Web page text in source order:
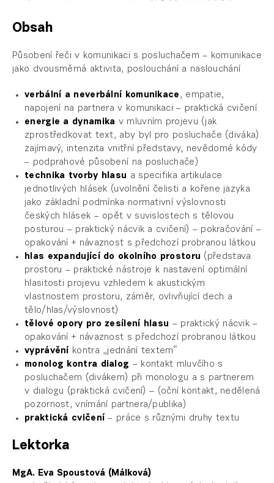
Obsah
Působení řeči v komunikaci s posluchačem – komunikace
jako dvousměrná aktivita, poslouchání a naslouchání
verbální a neverbální komunikace , empatie,
napojení na partnera v komunikaci – praktická cvičení
energie a dynamika v mluvním projevu (jak
zprostředkovat text, aby byl pro posluchače (diváka)
zajímavý, intenzita vnitřní představy, nevědomé kódy
– podprahové působení na posluchače)
technika tvorby hlasu a specifika artikulace
jednotlivých hlásek (uvolnění čelisti a kořene jazyka
jako základní podmínka normativní výslovnosti
českých hlásek – opět v suvislostech s tělovou
posturou – praktický nácvik a cvičení) – pokračování –
opakování + návaznost s předchozí probranou látkou
hlas expandující do okolního prostoru (představa
prostoru – praktické nástroje k nastavení optimální
hlasitosti projevu vzhledem k akustickým
vlastnostem prostoru, záměr, ovlivňující dech a
tělo/hlas/výslovnost)
tělové opory pro zesílení hlasu – praktický nácvik –
opakování + návaznost s předchozí probranou látkou
vyprávění kontra „jednání textem“
monolog kontra dialog – kontakt mluvčího s
posluchačem (divákem) při monologu a s partnerem
v dialogu (praktická cvičení) – (oční kontakt, nedělená
pozornost, vnímání partnera/publika)
praktická cvičení – práce s různými druhy textu
Lektorka
MgA. Eva Spoustová (Málková)